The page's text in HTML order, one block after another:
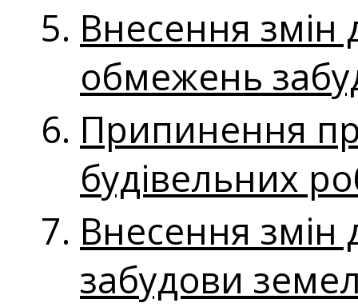
Внесення змін
обмежень
Припинення
будівельних
Внесення змін
забудови